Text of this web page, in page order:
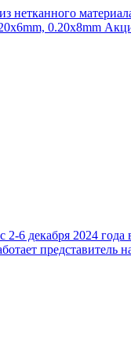
нетканного
0.20x8mm
6 декабря 2024 года